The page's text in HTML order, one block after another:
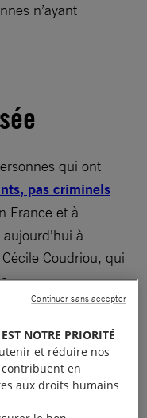
n’ayant
qui ont
pas criminels
France et à
à
Cécile Coudriou, qui
NOTRE PRIORITÉ
et réduire nos
en
aux droits humains
Continuer sans accepter